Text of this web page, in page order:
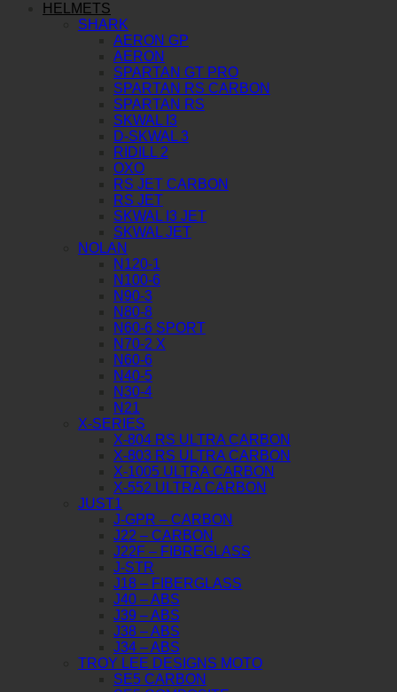
HELMETS
SHARK
AERON GP
AERON
SPARTAN GT PRO
SPARTAN RS CARBON
SPARTAN RS
SKWAL I3
D-SKWAL 3
RIDILL 2
OXO
RS JET CARBON
RS JET
SKWAL I3 JET
SKWAL JET
NOLAN
N120-1
N100-6
N90-3
N80-8
N60-6 SPORT
N70-2 X
N60-6
N40-5
N30-4
N21
X-SERIES
X-804 RS ULTRA CARBON
X-803 RS ULTRA CARBON
X-1005 ULTRA CARBON
X-552 ULTRA CARBON
JUST1
J-GPR – CARBON
J22 – CARBON
J22F – FIBREGLASS
J-STR
J18 – FIBERGLASS
J40 – ABS
J39 – ABS
J38 – ABS
J34 – ABS
TROY LEE DESIGNS MOTO
SE5 CARBON